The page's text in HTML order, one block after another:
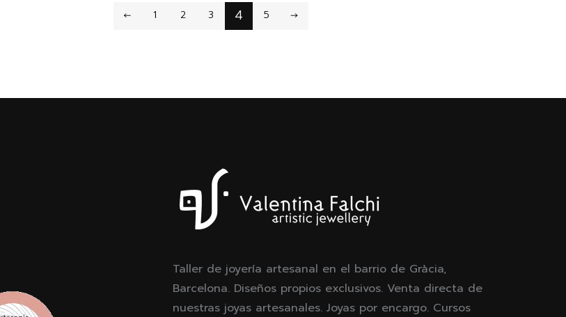
← 1 2 3 4 5 →
Taller de joyería artesanal en el barrio de Gràcia,
Barcelona. Diseños propios exclusivos. Venta directa de
nuestras joyas artesanales. Joyas por encargo. Cursos